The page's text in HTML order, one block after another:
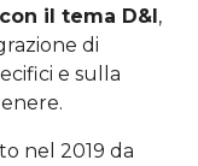
il tema D&I,
di
e sulla
nel 2019 da